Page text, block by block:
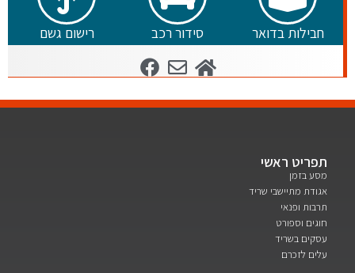
חבילות בדואר סידור רכב רישום גשם
תפריט ראשי
מסע בזמן
אגודת מתיישבי שריד
תרבות ופנאי
חוגים וספורט
עסקים בשריד
עלים לזכרם